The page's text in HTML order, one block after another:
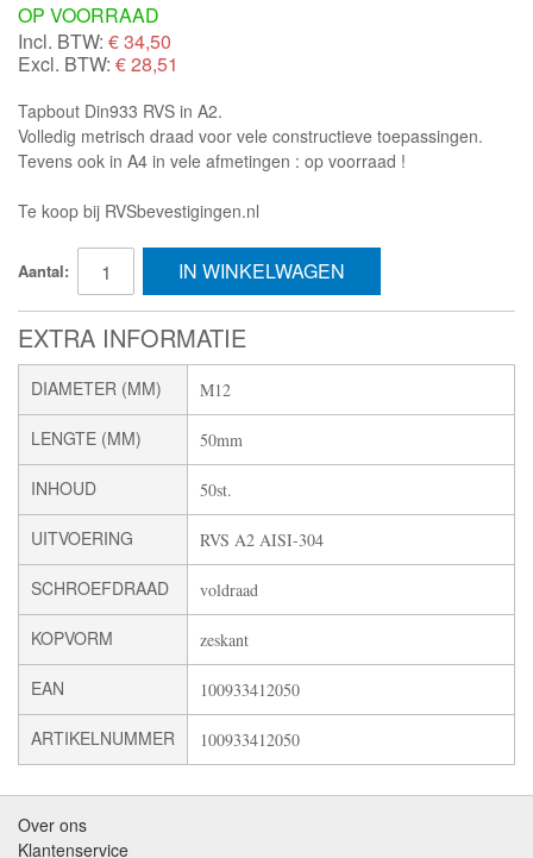
OP VOORRAAD
Incl. BTW: €34,50
Excl. BTW: € 28,51
Tapbout Din933 RVS in A2.
Volledig metrisch draad voor vele constructieve toepassingen.
Tevens ook in A4 in vele afmetingen : op voorraad !
Te koop bij RVSbevestigingen.nl
Aantal: IN WINKELWAGEN
EXTRA INFORMATIE
DIAMETER (MM) M12
LENGTE (MM) 50mm
INHOUD 50st.
UITVOERING RVS A2 AISI-304
SCHROEFDRAAD voldraad
KOPVORM zeskant
EAN 100933412050
ARTIKELNUMMER 100933412050
Over ons
Klantenservice